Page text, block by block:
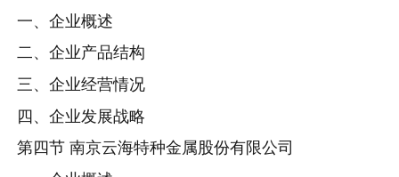
一、企业概述
二、企业产品结构
三、企业经营情况
四、企业发展战略
第四节 南京云海特种金属股份有限公司